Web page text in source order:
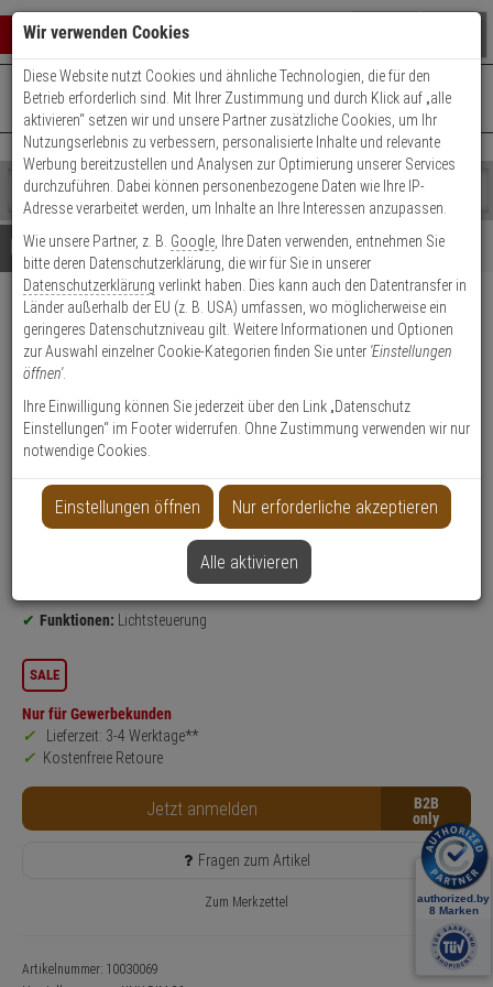
0 ARTIKEL IM WARENKORB
Ihr Warenkorb ist momentan leer.
Ergebnisse ()
Fertig
Shop
durchsuchen
Bitte
geben
Sie
mindestens
Zeichen
ein,
um
Suche
Es
wurde
noch
Kategorien
Suche
gestartet
+49 (0)821 899 493-0Mo. - Do.: 8:00 - 16:30 | Fr.: 8:00 - 14:00 Uhr
Kontaktservice nutzen
Details Beratung
Satel KNX-DIM21 KNX
Universal-Dimmaktor 2fach
Produktmerkmale
Datenblatt drucken
Produktinformationen
Dimmaktor
Einsatzgebiet:Innenbereich
per PC-Software
Funktionen:
Lichtsteuerung
SALE
Nur für Gewerbekunden
Lieferzeit: 3-4 Werktage**
Kostenfreie Retoure
Jetzt anmelden B2B
Fragen zum Artikel
Zum Merkzettel
Artikelnummer: 10030069
Wir verwenden Cookies
Diese Website nutzt Cookies und ähnliche Technologien, die für den
Betrieb erforderlich sind. Mit Ihrer Zustimmung und durch Klick auf „alle
aktivieren“ setzen wir und unsere Partner zusätzliche Cookies, um Ihr
Nutzungserlebnis zu verbessern, personalisierte Inhalte und relevante
Werbung bereitzustellen und Analysen zur Optimierung unserer Services
durchzuführen. Dabei können personenbezogene Daten wie Ihre IP-
Adresse verarbeitet werden, um Inhalte an Ihre Interessen anzupassen.
Wie unsere Partner, z. B. Google , Ihre Daten verwenden, entnehmen Sie
bitte deren Datenschutzerklärung, die wir für Sie in unserer
Datenschutzerklärung verlinkt haben. Dies kann auch den Datentransfer in
Länder außerhalb der EU (z. B. USA) umfassen, wo möglicherweise ein
geringeres Datenschutzniveau gilt. Weitere Informationen und Optionen
zur Auswahl einzelner Cookie-Kategorien finden Sie unter 'Einstellungen
öffnen'.
Ihre Einwilligung können Sie jederzeit über den Link „Datenschutz
Einstellungen“ im Footer widerrufen. Ohne Zustimmung verwenden wir nur
notwendige Cookies.
Einstellungen öffnen Nur erforderliche akzeptieren
Alle aktivieren